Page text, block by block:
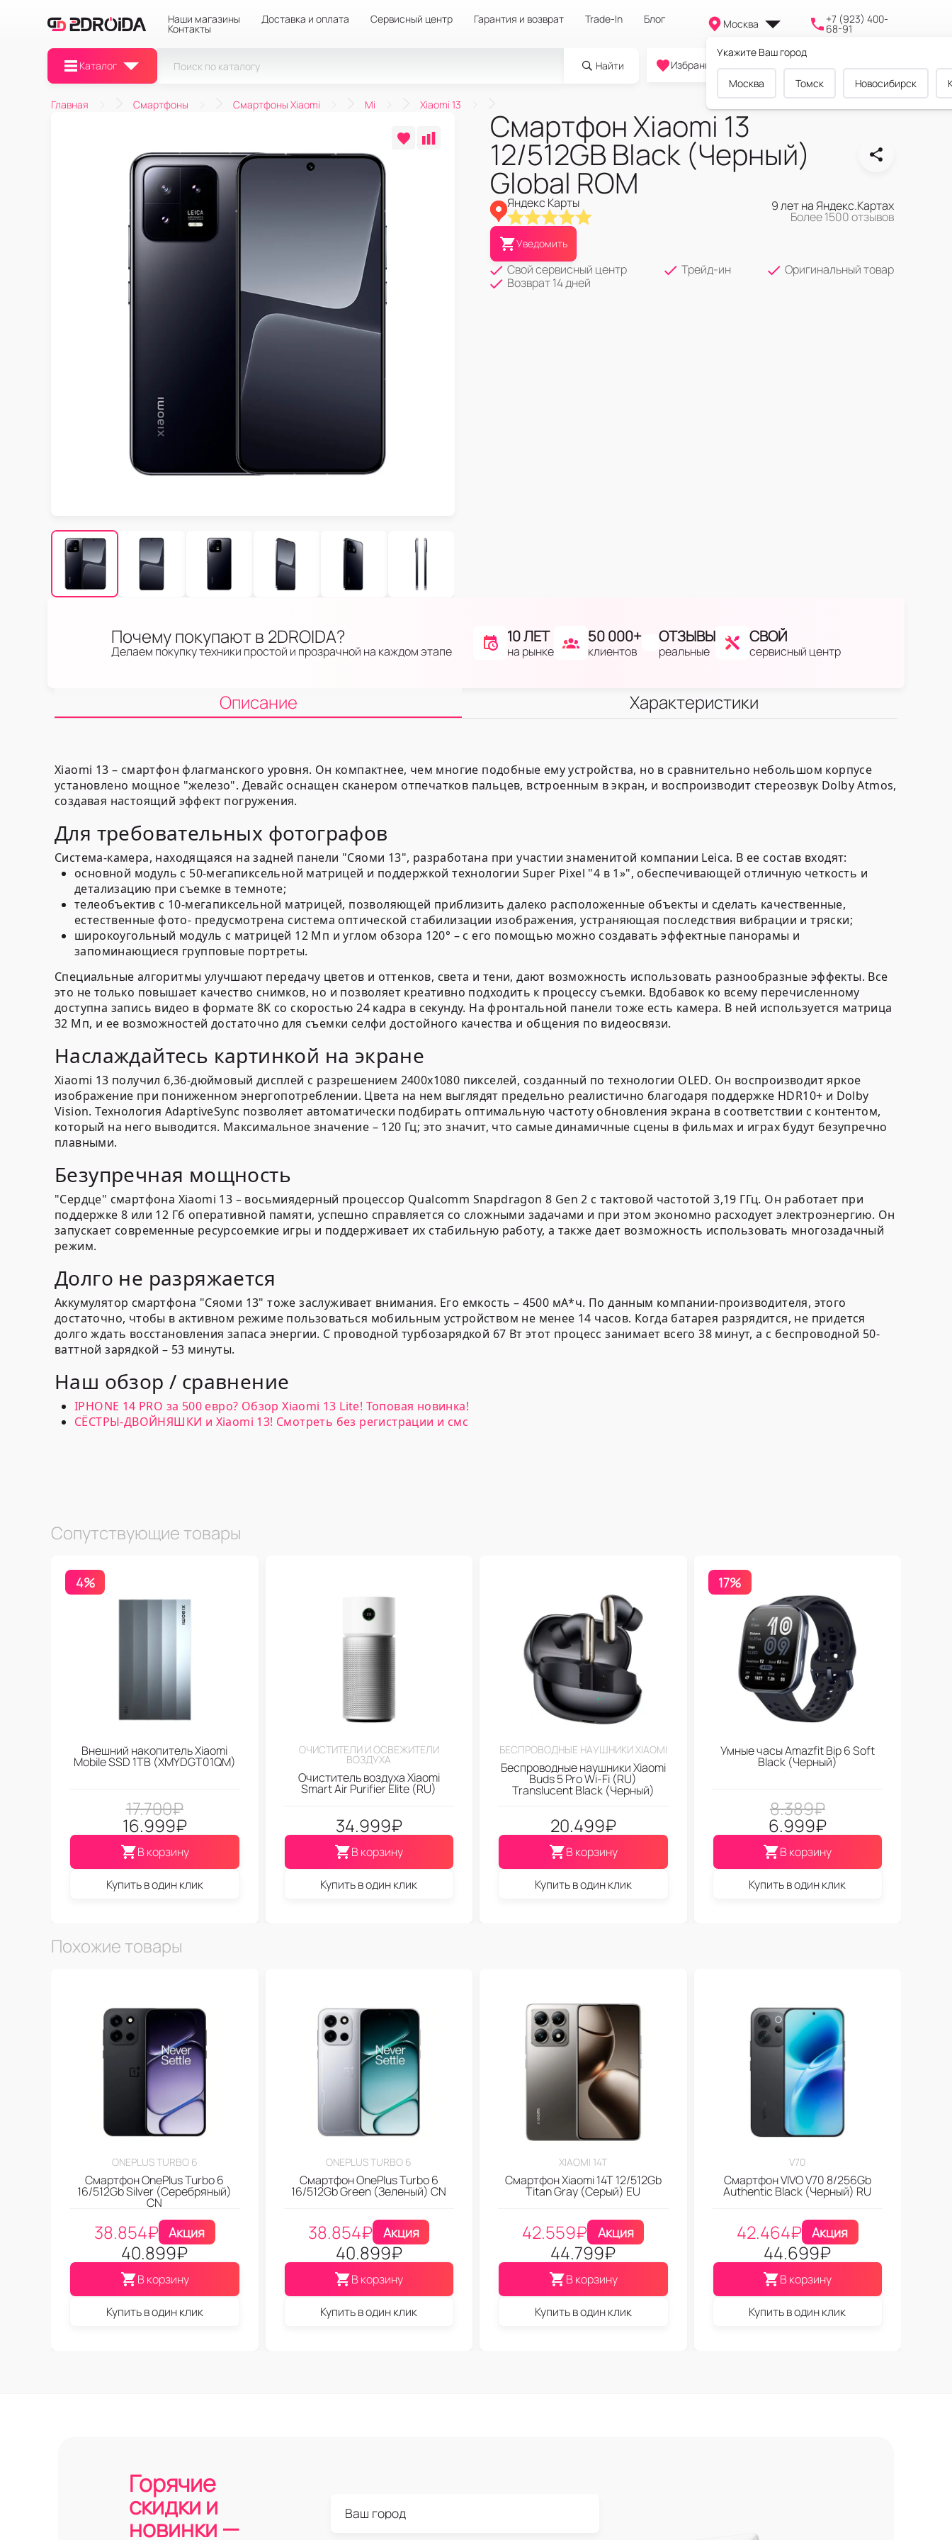
Наши магазины Доставка и оплата Сервисный центр Гарантия и возврат Trade-In Блог
Контакты Москва
Укажите Ваш город
Москва Томск Новосибирск
+7 (923) 400-
68-91
Каталог Найти
0
Избранное Cравнение Корзина
Главная Смартфоны Смартфоны Xiaomi Mi Xiaomi 13
Смартфон Xiaomi 13
12/512GB Black (Черный)
Global ROM
Яндекс Карты 9 лет на Яндекс.Картах
Более 1500 отзывов
Уведомить
Свой сервисный центр Трейд-ин
Оригинальный товар
Возврат 14 дней
Почему покупают в 2DROIDA?
Делаем покупку техники простой и прозрачной на каждом этапе
10 ЛЕТ
на рынке
50 000+
клиентов
ОТЗЫВЫ
реальные
СВОЙ
сервисный центр
Описание Характеристики
Xiaomi 13 – смартфон флагманского уровня. Он компактнее, чем многие подобные ему устройства, но в сравнительно небольшом корпусе
установлено мощное "железо". Девайс оснащен сканером отпечатков пальцев, встроенным в экран, и воспроизводит стереозвук Dolby Atmos,
создавая настоящий эффект погружения.
Для требовательных фотографов
Система-камера, находящаяся на задней панели "Сяоми 13", разработана при участии знаменитой компании Leica. В ее состав входят:
основной модуль с 50-мегапиксельной матрицей и поддержкой технологии Super Pixel "4 в 1»", обеспечивающей отличную четкость и
детализацию при съемке в темноте;
телеобъектив с 10-мегапиксельной матрицей, позволяющей приблизить далеко расположенные объекты и сделать качественные,
естественные фото- предусмотрена система оптической стабилизации изображения, устраняющая последствия вибрации и тряски;
широкоугольный модуль с матрицей 12 Мп и углом обзора 120° – с его помощью можно создавать эффектные панорамы и
запоминающиеся групповые портреты.
Специальные алгоритмы улучшают передачу цветов и оттенков, света и тени, дают возможность использовать разнообразные эффекты. Все
это не только повышает качество снимков, но и позволяет креативно подходить к процессу съемки. Вдобавок ко всему перечисленному
доступна запись видео в формате 8K со скоростью 24 кадра в секунду. На фронтальной панели тоже есть камера. В ней используется матрица
32 Мп, и ее возможностей достаточно для съемки селфи достойного качества и общения по видеосвязи.
Наслаждайтесь картинкой на экране
Xiaomi 13 получил 6,36-дюймовый дисплей с разрешением 2400х1080 пикселей, созданный по технологии OLED. Он воспроизводит яркое
изображение при пониженном энергопотреблении. Цвета на нем выглядят предельно реалистично благодаря поддержке HDR10+ и Dolby
Vision. Технология AdaptiveSync позволяет автоматически подбирать оптимальную частоту обновления экрана в соответствии с контентом,
который на него выводится. Максимальное значение – 120 Гц; это значит, что самые динамичные сцены в фильмах и играх будут безупречно
плавными.
Безупречная мощность
"Сердце" смартфона Xiaomi 13 – восьмиядерный процессор Qualcomm Snapdragon 8 Gen 2 с тактовой частотой 3,19 ГГц. Он работает при
поддержке 8 или 12 Гб оперативной памяти, успешно справляется со сложными задачами и при этом экономно расходует электроэнергию. Он
запускает современные ресурсоемкие игры и поддерживает их стабильную работу, а также дает возможность использовать многозадачный
режим.
Долго не разряжается
Аккумулятор смартфона "Сяоми 13" тоже заслуживает внимания. Его емкость – 4500 мА*ч. По данным компании-производителя, этого
достаточно, чтобы в активном режиме пользоваться мобильным устройством не менее 14 часов. Когда батарея разрядится, не придется
долго ждать восстановления запаса энергии. С проводной турбозарядкой 67 Вт этот процесс занимает всего 38 минут, а с беспроводной 50-
ваттной зарядкой – 53 минуты.
Наш обзор / сравнение
IPHONE 14 PRO за 500 евро? Обзор Xiaomi 13 Lite! Топовая новинка!
СЁСТРЫ-ДВОЙНЯШКИ и Xiaomi 13! Смотреть без регистрации и смс
Сопутствующие товары
4%
Внешний накопитель Xiaomi
Mobile SSD 1TB (XMYDGT01QM)
17.700₽
16.999₽
В корзину
Купить в один клик
ОЧИСТИТЕЛИ И ОСВЕЖИТЕЛИ
ВОЗДУХА
Очиститель воздуха Xiaomi
Smart Air Purifier Elite (RU)
34.999₽
В корзину
Купить в один клик
БЕСПРОВОДНЫЕ НАУШНИКИ XIAOMI
Беспроводные наушники Xiaomi
Buds 5 Pro Wi-Fi (RU)
Translucent Black (Черный)
20.499₽
В корзину
Купить в один клик
17%
Умные часы Amazfit Bip 6 Soft
Black (Черный)
8.389₽
6.999₽
В корзину
Купить в один клик
Похожие товары
ONEPLUS TURBO 6
Смартфон OnePlus Turbo 6
16/512Gb Silver (Серебряный)
CN
38.854₽ Акция
40.899₽
В корзину
Купить в один клик
ONEPLUS TURBO 6
Смартфон OnePlus Turbo 6
16/512Gb Green (Зеленый) CN
38.854₽ Акция
40.899₽
В корзину
Купить в один клик
XIAOMI 14T
Смартфон Xiaomi 14T 12/512Gb
Titan Gray (Серый) EU
42.559₽ Акция
44.799₽
В корзину
Купить в один клик
V70
Смартфон VIVO V70 8/256Gb
Authentic Black (Черный) RU
42.464₽ Акция
44.699₽
В корзину
Купить в один клик
Горячие
скидки и
новинки —